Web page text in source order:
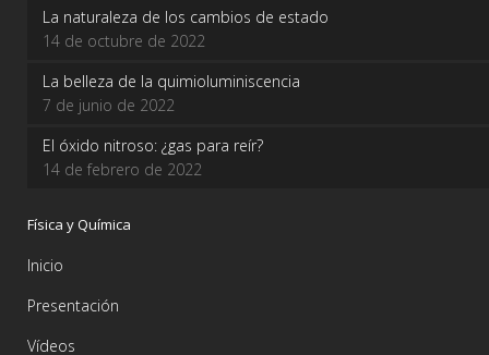
La naturaleza de los cambios de estado
14 de octubre de 2022
La belleza de la quimioluminiscencia
7 de junio de 2022
El óxido nitroso: ¿gas para reír?
14 de febrero de 2022
Física y Química
Inicio
Presentación
Vídeos